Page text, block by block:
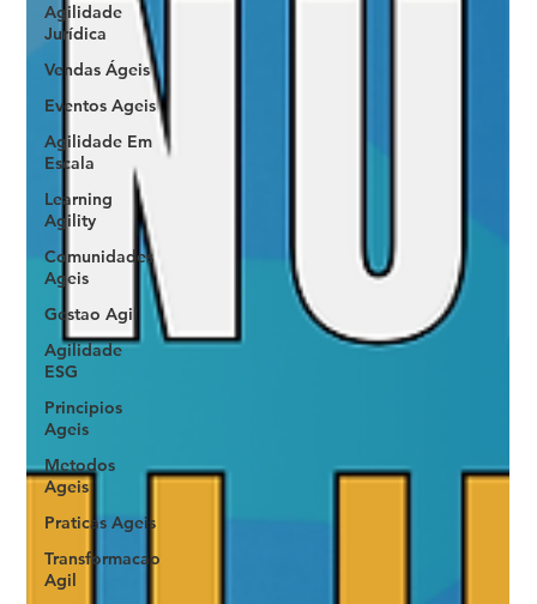
Agilidade
Jurídica
Vendas Ágeis
Eventos Ageis
Agilidade Em
Escala
Learning
Agility
Comunidades
Ageis
Gestao Agil
Agilidade
ESG
Principios
Ageis
Metodos
Ageis
Praticas Ageis
Transformacao
Agil